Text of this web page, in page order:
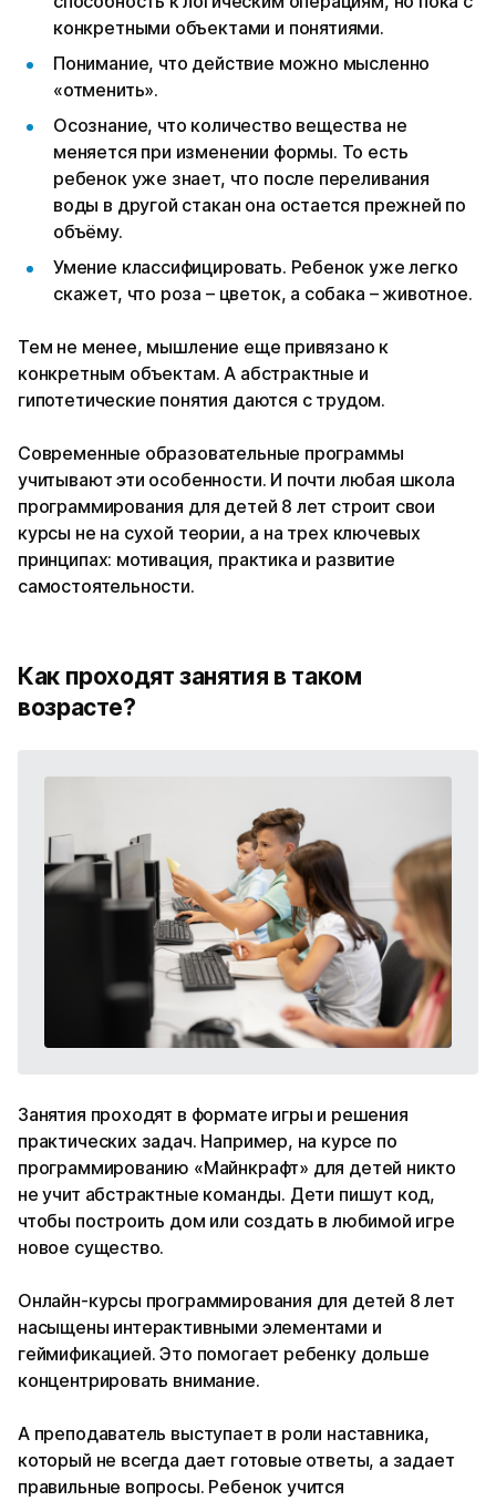
конкретными объектами и понятиями.
Понимание, что действие можно мысленно
«отменить».
Осознание, что количество вещества не
меняется при изменении формы. То есть
ребенок уже знает, что после переливания
воды в другой стакан она остается прежней по
объёму.
Умение классифицировать. Ребенок уже легко
скажет, что роза – цветок, а собака – животное.
Тем не менее, мышление еще привязано к
конкретным объектам. А абстрактные и
гипотетические понятия даются с трудом.
Современные образовательные программы
учитывают эти особенности. И почти любая школа
программирования для детей 8 лет строит свои
курсы не на сухой теории, а на трех ключевых
принципах: мотивация, практика и развитие
самостоятельности.
Как проходят занятия в таком
возрасте?
Занятия проходят в формате игры и решения
практических задач. Например, на курсе по
программированию «Майнкрафт» для детей никто
не учит абстрактные команды. Дети пишут код,
чтобы построить дом или создать в любимой игре
новое существо.
Онлайн-курсы программирования для детей 8 лет
насыщены интерактивными элементами и
геймификацией. Это помогает ребенку дольше
концентрировать внимание.
А преподаватель выступает в роли наставника,
который не всегда дает готовые ответы, а задает
правильные вопросы. Ребенок учится